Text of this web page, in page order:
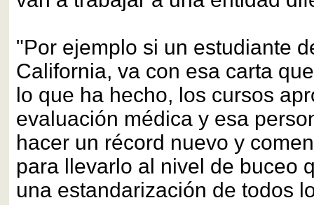
"Por ejemplo si un estudiante
California, va con esa carta
lo que ha hecho, los cursos
evaluación médica y esa
hacer un récord nuevo y
para llevarlo al nivel de buceo
una estandarización de todos